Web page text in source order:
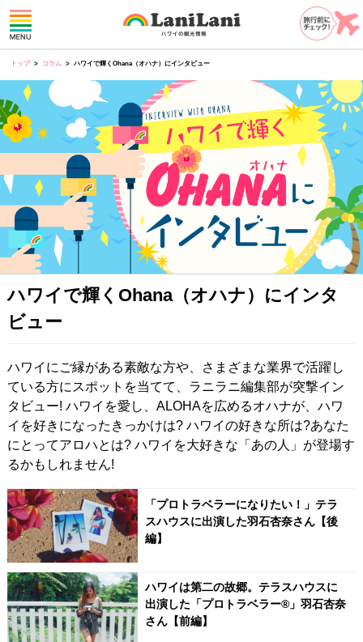
トップ コラム ハワイで輝くOhana（オハナ）にインタビュー
ハワイで輝くOhana（オハナ）にインタ
ビュー
ハワイにご縁がある素敵な方や、さまざまな業界で活躍し
ている方にスポットを当てて、ラニラニ編集部が突撃イン
タビュー! ハワイを愛し、ALOHAを広めるオハナが、ハワ
イを好きになったきっかけは? ハワイの好きな所は?あなた
にとってアロハとは? ハワイを大好きな「あの人」が登場す
るかもしれません!
「プロトラベラーになりたい！」テラ
スハウスに出演した羽石杏奈さん【後
編】
ハワイは第二の故郷。テラスハウスに
出演した「プロトラベラー®」羽石杏奈
さん【前編】